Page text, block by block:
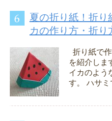
夏の折り紙！折り
カの作り方・折り
折り紙で
を紹介しま
イカのよう
す。 ハサミ